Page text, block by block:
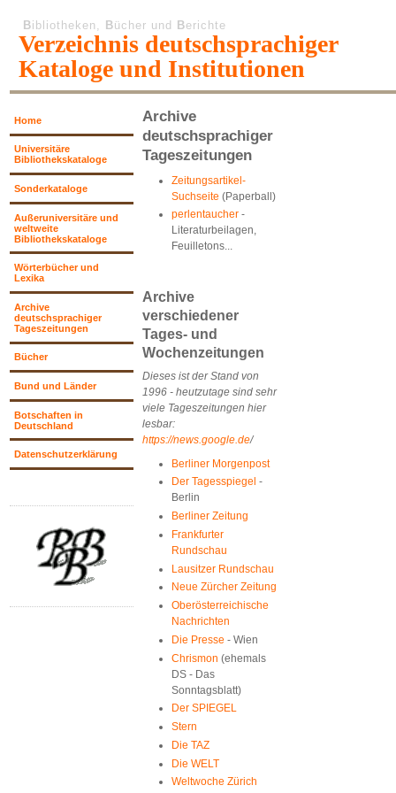
Bibliotheken, Bücher und Berichte
Verzeichnis deutschsprachiger
Kataloge und Institutionen
Home
Universitäre
Bibliothekskataloge
Sonderkataloge
Außeruniversitäre und
weltweite
Bibliothekskataloge
Wörterbücher und
Lexika
Archive
deutschsprachiger
Tageszeitungen
Bücher
Bund und Länder
Botschaften in
Deutschland
Datenschutzerklärung
Archive
deutschsprachiger
Tageszeitungen
Zeitungsartikel-
Suchseite (Paperball)
perlentaucher -
Literaturbeilagen,
Feuilletons...
Archive
verschiedener
Tages- und
Wochenzeitungen
Dieses ist der Stand von
1996 - heutzutage sind sehr
viele Tageszeitungen hier
lesbar:
https://news.google.de/
Berliner Morgenpost
Der Tagesspiegel -
Berlin
Berliner Zeitung
Frankfurter
Rundschau
Lausitzer Rundschau
Neue Zürcher Zeitung
Oberösterreichische
Nachrichten
Die Presse - Wien
Chrismon (ehemals
DS - Das
Sonntagsblatt)
Der SPIEGEL
Stern
Die TAZ
Die WELT
Weltwoche Zürich